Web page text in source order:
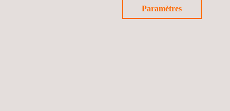
Paramètres